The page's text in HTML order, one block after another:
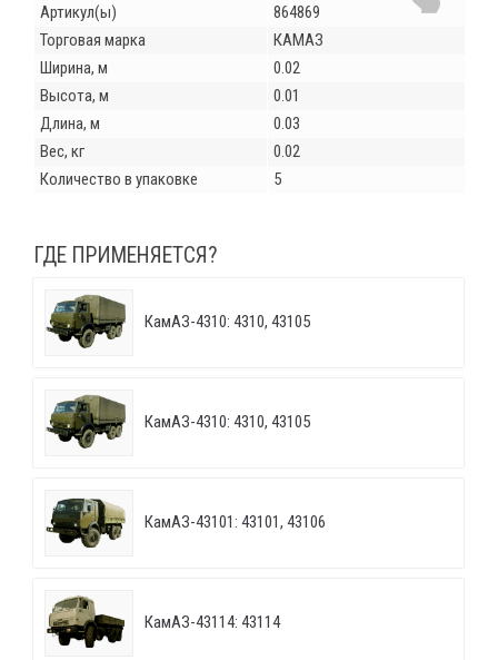
Артикул(ы)
864869
Торговая марка
КАМАЗ
Ширина, м
0.02
Высота, м
0.01
Длина, м
0.03
Вес, кг
0.02
Количество в упаковке
5
ГДЕ ПРИМЕНЯЕТСЯ?
КамАЗ-4310: 4310, 43105
КамАЗ-4310: 4310, 43105
КамАЗ-43101: 43101, 43106
КамАЗ-43114: 43114